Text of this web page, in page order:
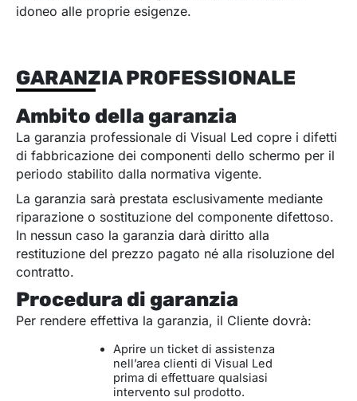
idoneo alle proprie esigenze.
GARANZIA PROFESSIONALE
Ambito della garanzia
La garanzia professionale di Visual Led copre i difetti
di fabbricazione dei componenti dello schermo per il
periodo stabilito dalla normativa vigente.
La garanzia sarà prestata esclusivamente mediante
riparazione o sostituzione del componente difettoso.
In nessun caso la garanzia darà diritto alla
restituzione del prezzo pagato né alla risoluzione del
contratto.
Procedura di garanzia
Per rendere effettiva la garanzia, il Cliente dovrà:
Aprire un ticket di assistenza
nell’area clienti di Visual Led
prima di effettuare qualsiasi
intervento sul prodotto.